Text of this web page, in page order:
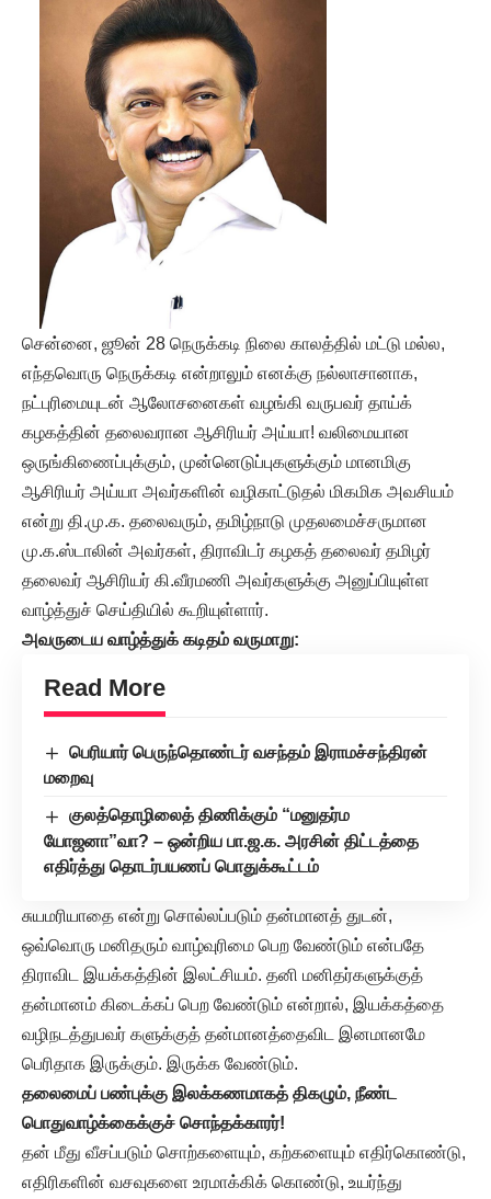
சென்னை, ஜூன் 28 நெருக்கடி நிலை காலத்தில் மட்டு மல்ல,
எந்தவொரு நெருக்கடி என்றாலும் எனக்கு நல்லாசானாக,
நட்புரிமையுடன் ஆலோசனைகள் வழங்கி வருபவர் தாய்க்
கழகத்தின் தலைவரான ஆசிரியர் அய்யா! வலிமையான
ஒருங்கிணைப்புக்கும், முன்னெடுப்புகளுக்கும் மானமிகு
ஆசிரியர் அய்யா அவர்களின் வழிகாட்டுதல் மிகமிக அவசியம்
என்று தி.மு.க. தலைவரும், தமிழ்நாடு முதலமைச்சருமான
மு.க.ஸ்டாலின் அவர்கள், திராவிடர் கழகத் தலைவர் தமிழர்
தலைவர் ஆசிரியர் கி.வீரமணி அவர்களுக்கு அனுப்பியுள்ள
வாழ்த்துச் செய்தியில் கூறியுள்ளார்.
அவருடைய வாழ்த்துக் கடிதம் வருமாறு:
Read More
பெரியார் பெருந்தொண்டர் வசந்தம் இராமச்சந்திரன்
மறைவு
குலத்தொழிலைத் திணிக்கும் “மனுதர்ம
யோஜனா”வா? – ஒன்றிய பா.ஜ.க. அரசின் திட்டத்தை
எதிர்த்து தொடர்பயணப் பொதுக்கூட்டம்
சுயமரியாதை என்று சொல்லப்படும் தன்மானத் துடன்,
ஒவ்வொரு மனிதரும் வாழ்வுரிமை பெற வேண்டும் என்பதே
திராவிட இயக்கத்தின் இலட்சியம். தனி மனிதர்களுக்குத்
தன்மானம் கிடைக்கப் பெற வேண்டும் என்றால், இயக்கத்தை
வழிநடத்துபவர் களுக்குத் தன்மானத்தைவிட இனமானமே
பெரிதாக இருக்கும். இருக்க வேண்டும்.
தலைமைப் பண்புக்கு இலக்கணமாகத் திகழும், நீண்ட
பொதுவாழ்க்கைக்குச் சொந்தக்காரர்!
தன் மீது வீசப்படும் சொற்களையும், கற்களையும் எதிர்கொண்டு,
எதிரிகளின் வசவுகளை உரமாக்கிக் கொண்டு, உயர்ந்து